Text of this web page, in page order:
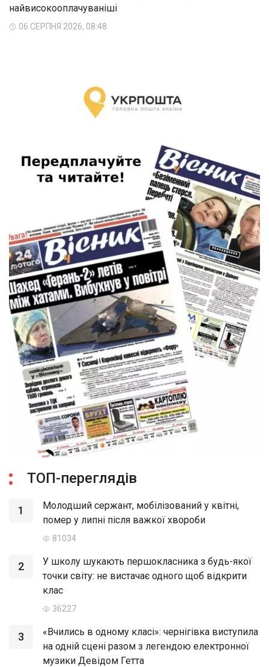
найвисокооплачуваніші
06 СЕРПНЯ 2026, 08:48
ТОП-переглядів
1
Молодший сержант, мобілізований у квітні,
помер у липні після важкої хвороби
81034
2
У школу шукають першокласника з будь-якої
точки світу: не вистачає одного щоб відкрити
клас
36227
3
«Вчились в одному класі»: чернігівка виступила
на одній сцені разом з легендою електронної
музики Девідом Гетта